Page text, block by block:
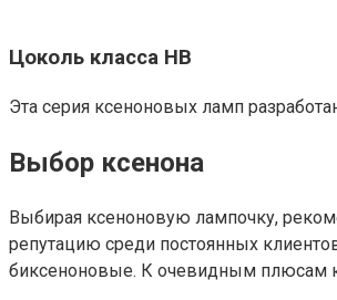
Цоколь класса НB
Эта серия ксеноновых ламп
Выбор ксенона
Выбирая ксеноновую лампочку,
репутацию среди постоянных
биксеноновые. К очевидным плюсам